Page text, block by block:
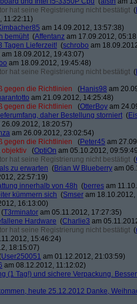
hat seine Registrierung nicht bestätigt (
11:22:11)
am 14.09.2012, 13:57:38)
bemüht (Affentanz am 17.09.2012,
Tagen Lieferzeit! (schrobo am
am 18.09.2012, 19:43:07)
am 18.09.2012, 19:45:48)
hat seine Registrierung nicht bestätigt (
gegen die Richtlinien (Hanis98 am
am 21.09.2012, 14:25:48)
gegen die Richtlinien (OtterBoy am
daher Bestellung storniert (
26.09.2012, 18:20:57)
am 26.09.2012, 23:02:54)
gegen die Richtlinien (Peter45 am
objektiv (OptiOn am 05.10.2012,
hat seine Registrierung nicht bestätigt (
zu erwarten (Brian W Blueberry am
22:57:19)
innerhalb von 48h (berres am
kümmern sich (Smser am
16:13:00)
(T3rminator am 05.11.2012, 17:27:35)
Hardware (Charlie3 am
hat seine Registrierung nicht bestätigt (
15:46:24)
18:15:07)
User250051 am 01.12.2012, 21:03:59)
am 08.12.2012, 11:12:02)
(1 Tag!) und sichere Verpackung.
heute 25.12.2012 Danke,